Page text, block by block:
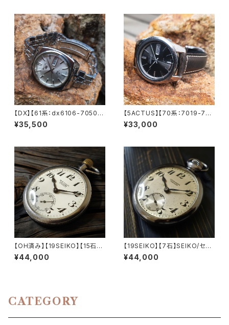
ティークウォッチ メンズウォッチ
【5ac6106-7480-1】
ルト OYSTER/オイスタースタ
イル
【DX】【61系：dx6106-7050】
SEIKO/セイコー デラックス 25
石 Cal.6106A キャリバー 機械
ティークウォッチ 中三針 純正ベ
ルト メンズウォッチ【dx6106-7
050-1】
¥35,500
【5ACTUS】【70系：7019-704
0】SEIKO/セイコー 5アクタス 2
1石 Cal.7019 キャリバー 機械
019-7040-5】
¥33,000
【OH済み】【19SEIKO】【15石】S
EIKO/セイコー SEIKOロゴ PR
ECISION/プレシジョン 鉄道時
¥44,000
【19SEIKO】【7石】SEIKO/セイ
コー SEIKOロゴ PRECISION/
プレシジョン 鉄道時計/懐中時
¥44,000
CATEGORY